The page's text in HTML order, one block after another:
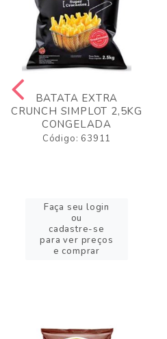
BATATA EXTRA
CRUNCH SIMPLOT 2,5KG
CONGELADA
Código: 63911
Faça seu login
ou
cadastre-se
para ver preços
e comprar